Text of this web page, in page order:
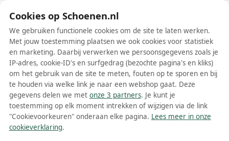
Schoenen.nl
Wis filters Alle filters
Grijze Kennel & Schmenger
damesschoenen
Meer lezen
Cookies op Schoenen.nl
We gebruiken functionele cookies om de site te laten werken.
Met jouw toestemming plaatsen we ook cookies voor statistiek
en marketing. Daarbij verwerken we persoonsgegevens zoals je
IP-adres, cookie-ID's en surfgedrag (bezochte pagina's en kliks)
om het gebruik van de site te meten, fouten op te sporen en bij
te houden via welke link je naar een webshop gaat. Deze
gegevens delen we met onze 3 partners. Je kunt je
toestemming op elk moment intrekken of wijzigen via de link
"Cookievoorkeuren" onderaan elke pagina. Lees meer in onze
cookieverklaring.